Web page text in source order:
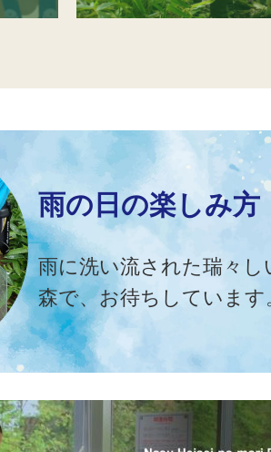
雨の日の楽しみ方
雨に洗い流された瑞々し
森で、お待ちしています